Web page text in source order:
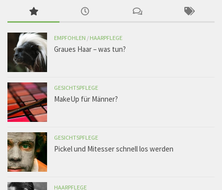
EMPFOHLEN / HAARPFLEGE
Graues Haar – was tun?
GESICHTSPFLEGE
MakeUp für Männer?
GESICHTSPFLEGE
Pickel und Mitesser schnell los werden
HAARPFLEGE